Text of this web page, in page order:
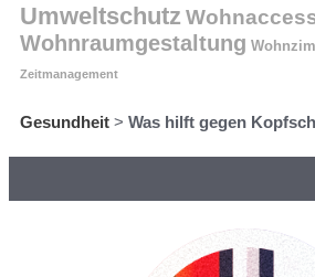
Umweltschutz
Wohnraumgestaltung
Zeitmanagement
Gesundheit > Was hilft gegen